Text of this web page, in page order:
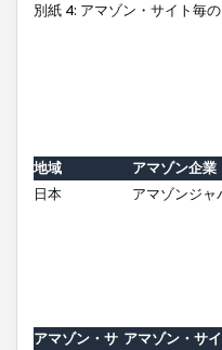
別紙 4: アマゾン・サイト毎
地域
アマゾン企業
日本
アマゾンジャ
アマゾン・サ アマゾン・サ